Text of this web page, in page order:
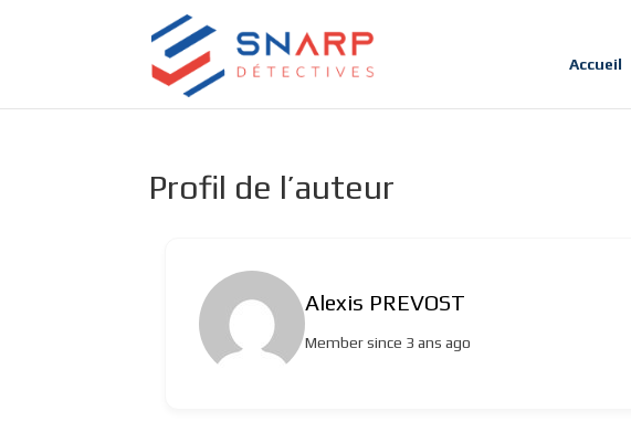
Accueil
Profil de l’auteur
Alexis PREVOST
Member since 3 ans ago